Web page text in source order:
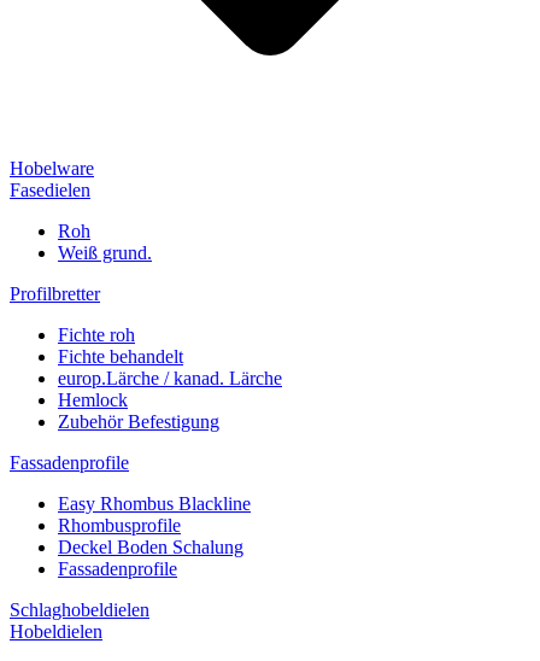
Hobelware
Fasedielen
Roh
Weiß grund.
Profilbretter
Fichte roh
Fichte behandelt
europ.Lärche / kanad. Lärche
Hemlock
Zubehör Befestigung
Fassadenprofile
Easy Rhombus Blackline
Rhombusprofile
Deckel Boden Schalung
Fassadenprofile
Schlaghobeldielen
Hobeldielen